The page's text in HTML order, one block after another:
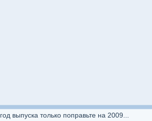
год выпуска только поправьте на 2009...